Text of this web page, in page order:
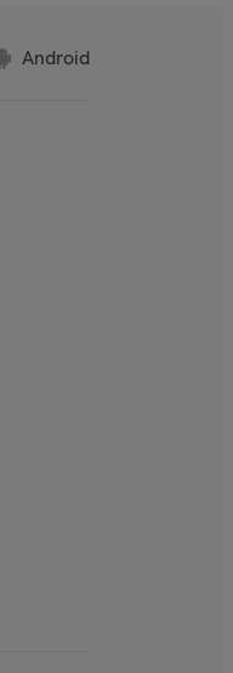
Android